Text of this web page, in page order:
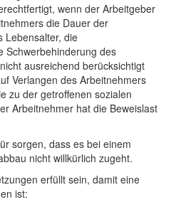
wenn der Arbeitgeber
die Dauer der
Lebensalter, die
Schwerbehinderung des
ausreichend berücksichtigt
Verlangen des Arbeitnehmers
zu der getroffenen sozialen
Arbeitnehmer hat die Beweislast
sorgen, dass es bei einem
nicht willkürlich zugeht.
erfüllt sein, damit eine
ist: